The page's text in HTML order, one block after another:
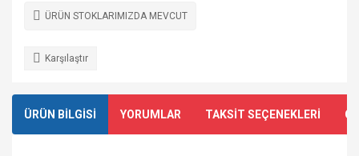
ÜRÜN STOKLARIMIZDA MEVCUT
Karşılaştır
ÜRÜN BİLGİSİ YORUMLAR TAKSİT SEÇENEKLERİ